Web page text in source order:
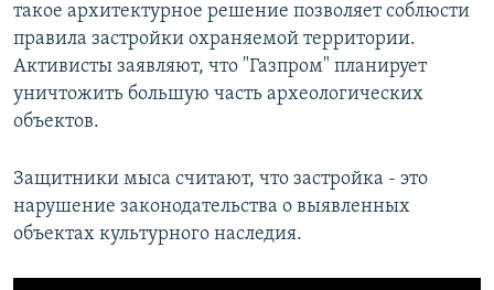
такое архитектурное решение позволяет соблюсти
правила застройки охраняемой территории.
Активисты заявляют, что "Газпром" планирует
уничтожить большую часть археологических
объектов.
Защитники мыса считают, что застройка - это
нарушение законодательства о выявленных
объектах культурного наследия.